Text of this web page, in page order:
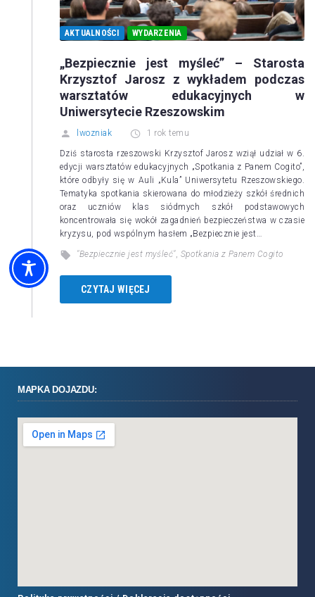
AKTUALNOŚCI WYDARZENIA
„Bezpiecznie jest myśleć” – Starosta
Krzysztof Jarosz z wykładem podczas
warsztatów edukacyjnych w
Uniwersytecie Rzeszowskim
lwozniak 1 rok temu
Dziś starosta rzeszowski Krzysztof Jarosz wziął udział w 6.
edycji warsztatów edukacyjnych „Spotkania z Panem Cogito”,
które odbyły się w Auli „Kula” Uniwersytetu Rzeszowskiego.
Tematyka spotkania skierowana do młodzieży szkół średnich
oraz uczniów klas siódmych szkół podstawowych
koncentrowała się wokół zagadnień bezpieczeństwa w czasie
kryzysu, pod wspólnym hasłem „Bezpiecznie jest…
"Bezpiecznie jest myśleć", Spotkania z Panem Cogito
CZYTAJ WIĘCEJ
MAPKA DOJAZDU: